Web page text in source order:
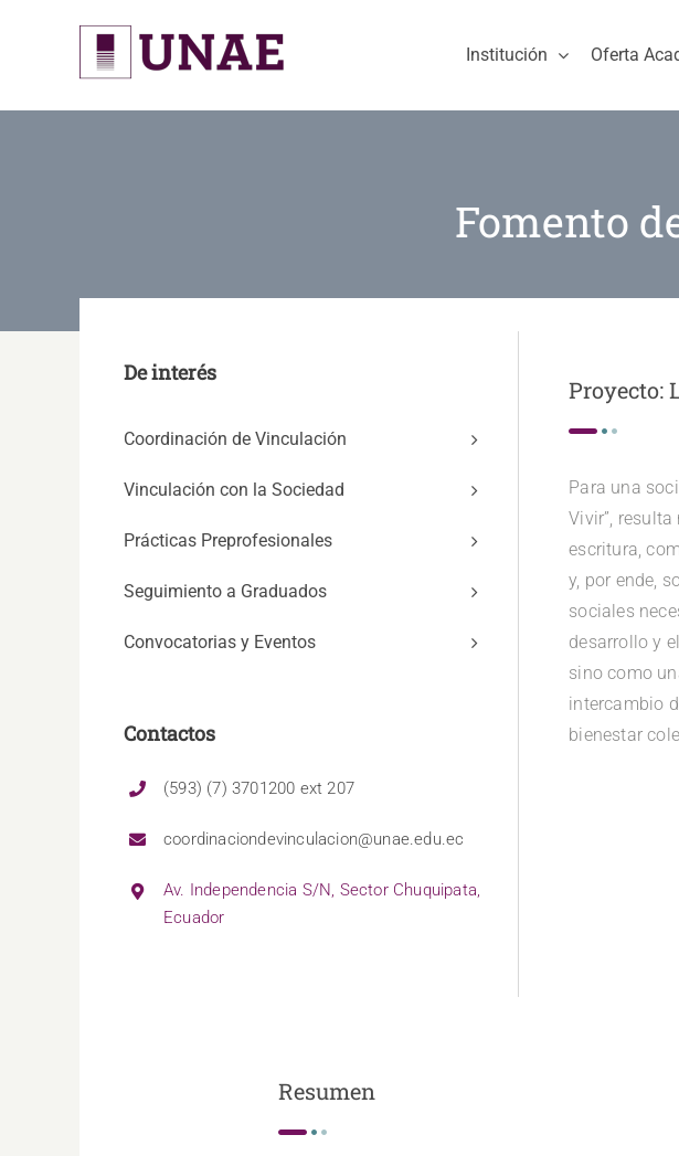
Institución Oferta
Fomento
De interés
Coordinación de Vinculación
Vinculación con la Sociedad
Prácticas Preprofesionales
Seguimiento a Graduados
Convocatorias y Eventos
Contactos
(593) (7) 3701200 ext 207
coordinaciondevinculacion@unae.edu.ec
Av. Independencia S/N, Sector Chuquipata,
Ecuador
Proyecto:
Para una
Vivir”,
escritura,
y, por ende,
sociales
desarrollo y
sino como
intercambio
bienestar
Resumen